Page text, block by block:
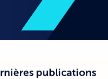
publications